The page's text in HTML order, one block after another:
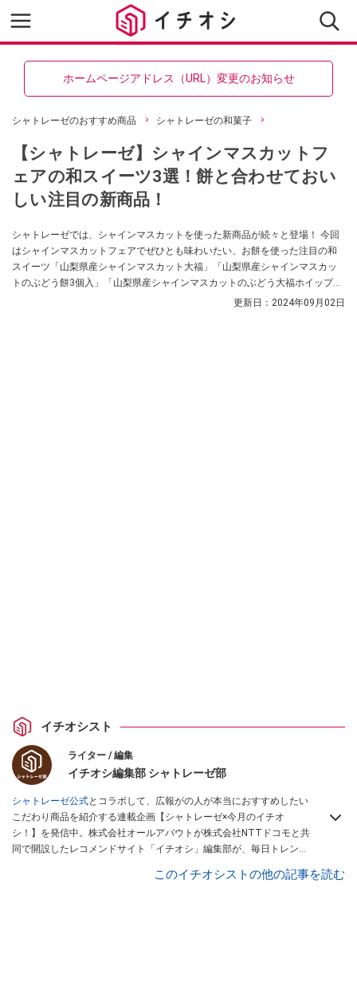
ホームページアドレス（URL）変更のお知らせ
シャトレーゼのおすすめ商品 シャトレーゼの和菓子
【シャトレーゼ】シャインマスカットフ
ェアの和スイーツ3選！餅と合わせておい
しい注目の新商品！
シャトレーゼでは、シャインマスカットを使った新商品が続々と登場！ 今回
はシャインマスカットフェアでぜひとも味わいたい、お餅を使った注目の和
スイーツ「山梨県産シャインマスカット大福」「山梨県産シャインマスカッ
トのぶどう餅3個入」「山梨県産シャインマスカットのぶどう大福ホイップク
更新日： 2024年09月02日
イチオシスト
ライター / 編集
イチオシ編集部 シャトレーゼ部
シャトレーゼ公式とコラボして、広報がの人が本当におすすめしたい
こだわり商品を紹介する連載企画【シャトレーゼ×今月のイチオ
シ！】を発信中。株式会社オールアバウトが株式会社NTTドコモと共
同で開設したレコメンドサイト「イチオシ」編集部が、毎日トレンド
このイチオシストの他の記事を読む